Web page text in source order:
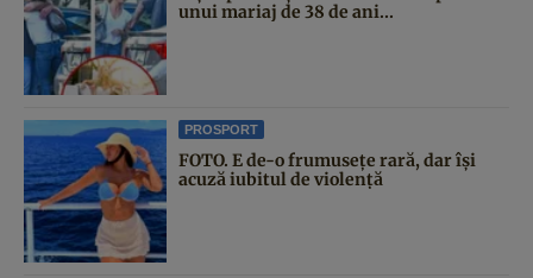
unui mariaj de 38 de ani...
PROSPORT
FOTO. E de-o frumusețe rară, dar își
acuză iubitul de violență